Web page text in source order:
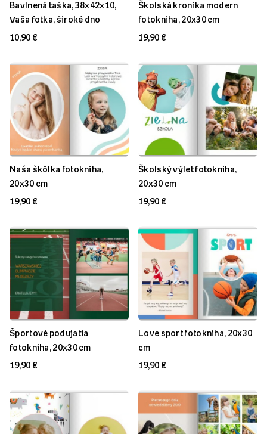
Bavlnená taška, 38x42x10,
Vaša fotka, široké dno
10,90 €
Školská kronika modern
fotokniha, 20x30 cm
19,90 €
Naša škôlka fotokniha,
20x30 cm
19,90 €
Školský výlet fotokniha,
20x30 cm
19,90 €
Športové podujatia
fotokniha, 20x30 cm
19,90 €
Love sport fotokniha, 20x30
cm
19,90 €